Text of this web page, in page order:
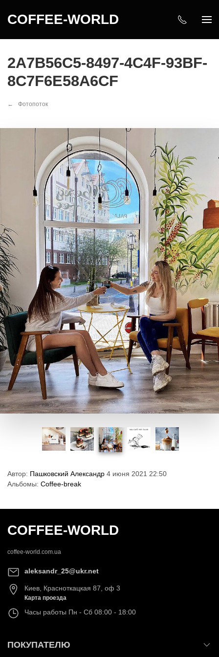
COFFEE-WORLD
2A7B56C5-8497-4C4F-93BF-
8C7F6E58A6CF
Фотопоток
Автор: Пашковский Александр 4 июня 2021 22:50
Альбомы: Coffee-break
COFFEE-WORLD
coffee-world.com.ua
aleksandr_25@ukr.net
Киев Красноткацкая 87, оф 3
Карта проезда
Часы работы Пн - Сб 08:00 - 18:00
ПОКУПАТЕЛЮ